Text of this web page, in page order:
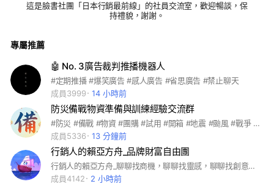
這是臉書社團「日本行銷最前線」的社員交流室，歡迎暢談，保
持禮貌，謝謝。
專屬推薦
🤖 No. 3廣告裁判推播機器人
#定期推播 #爆笑廣告 #感人廣告 #省思廣告 #禁止聊天
成員3999
14 小時前
防災備戰物資準備與訓練經驗交流群
#防災 #備戰 #物資 #團購 #試用 #開箱 #地震 #颱風 #戰爭 #電源 #食品 #保暖 #防空 #飲用水 #民防 #抗彈板 #通訊 #急救 #止血帶 #濾水 #抗生素 #常備藥 #罐頭 #太陽能 #行動電源 #照明 #冰箱 #防蚊 #露營 #睡袋 #瓦斯 #運動 #健身 #肌力訓練 #慢跑 #防身 #辣椒水 #黃金 #比特幣
成員5336
13 分鐘前
行銷人的賴亞方舟_品牌財富自由團
行銷人的賴亞方舟_聊聊找商機，聊聊找靈感，聊聊找創意，聊聊中找機會。來自Meta最孬的行銷社群
成員4142
2 小時前